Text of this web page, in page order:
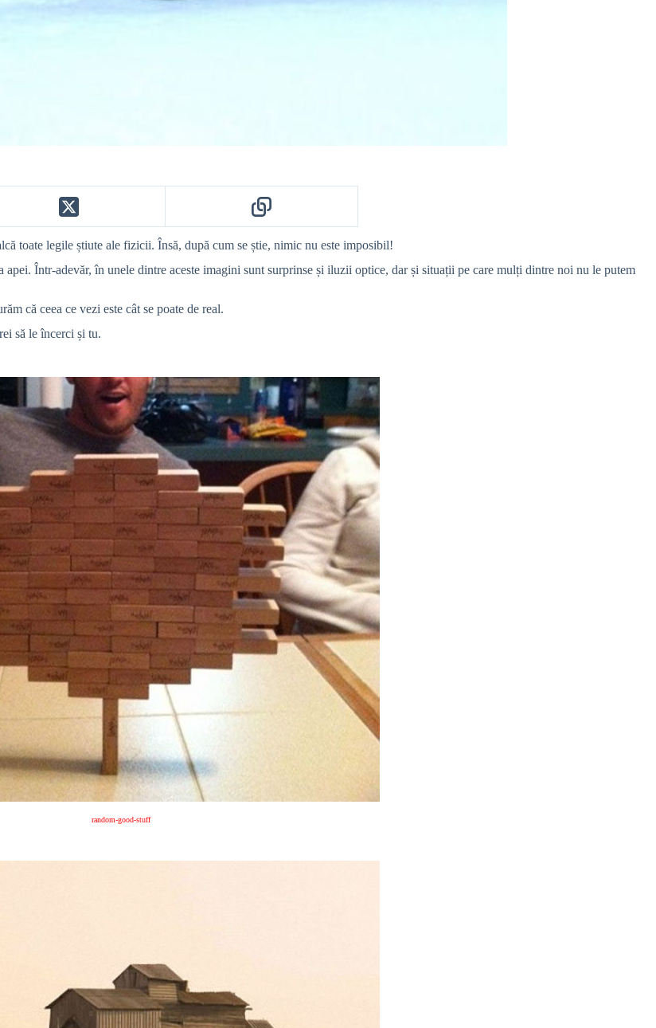
toate legile știute ale fizicii. Însă, după cum se știe, nimic nu este imposibil!
Într-adevăr, în unele dintre aceste imagini sunt surprinse și iluzii optice, dar și situații pe care mulți dintre noi nu le putem
că ceea ce vezi este cât se poate de real.
să le încerci și tu.
random-good-stuff